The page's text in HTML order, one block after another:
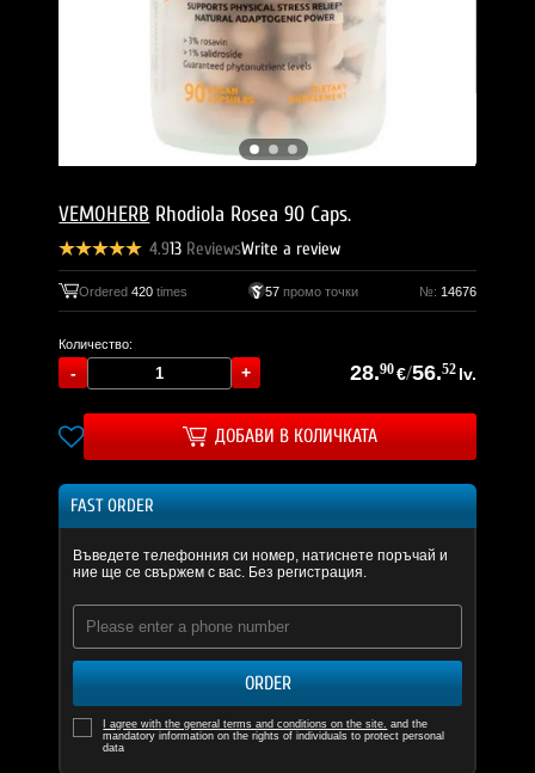
VEMOHERB Rhodiola Rosea 90 Caps.
4.913 ReviewsWrite a review
Ordered420 times 57промо точки №: 14676
Количество:
28.90€/56.52 lv.
ДОБАВИ В КОЛИЧКАТА
FAST ORDER
Въведете телефонния си номер, натиснете поръчай и
ние ще се свържем с вас. Без регистрация.
ORDER
I agree with the general terms and conditions on the site. and the
mandatory information on the rights of individuals to protect personal
data